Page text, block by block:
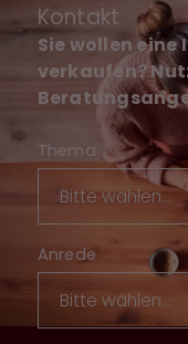
Kontakt
Sie wollen
verkaufen?
Thema
Anrede